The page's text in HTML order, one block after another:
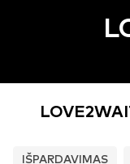
IŠPARDAVIMAS